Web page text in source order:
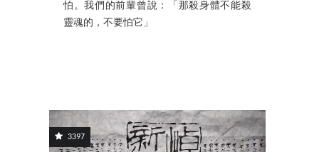
怕。我們的前輩曾說：「那殺身體不能殺
靈魂的，不要怕它」
3397